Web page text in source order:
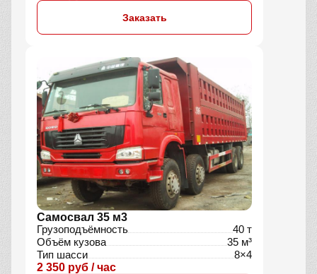
Заказать
Самосвал 35 м3
Грузоподъёмность
40 т
Объём кузова
35 м³
Тип шасси
8×4
2 350 руб / час